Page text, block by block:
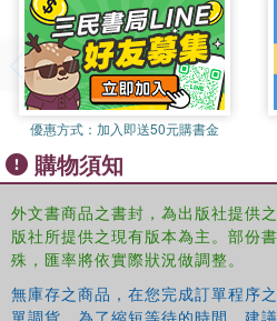
優惠方式： 加入即送50元購書金
購物須知
外文書商品之書封，為出版社提供
版社所提供之現有版本為主。部份
殊，匯率將依實際狀況做調整。
無庫存之商品，在您完成訂單程序
單調貨。為了縮短等待的時間，建